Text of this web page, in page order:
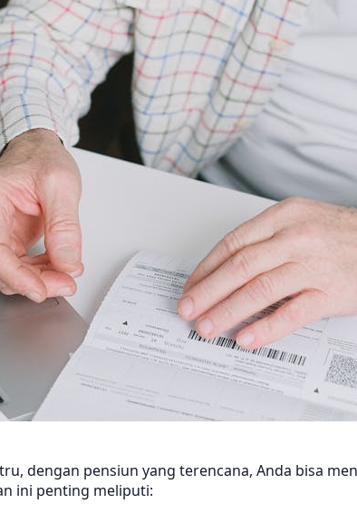
dengan pensiun yang terencana, Anda bisa
ini penting meliputi: